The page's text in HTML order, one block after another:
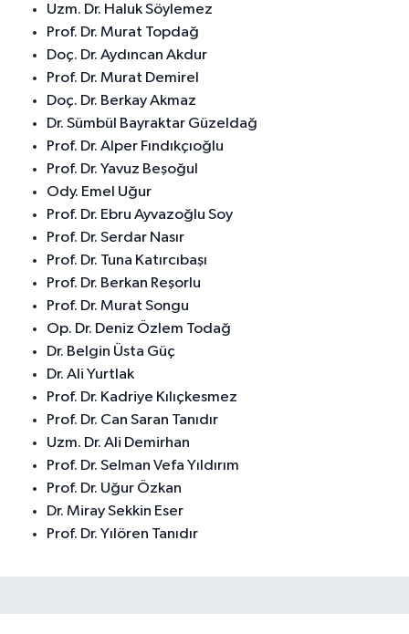
Uzm. Dr. Haluk Söylemez
Prof. Dr. Murat Topdağ
Doç. Dr. Aydıncan Akdur
Prof. Dr. Murat Demirel
Doç. Dr. Berkay Akmaz
Dr. Sümbül Bayraktar Güzeldağ
Prof. Dr. Alper Fındıkçıoğlu
Prof. Dr. Yavuz Beşoğul
Ody. Emel Uğur
Prof. Dr. Ebru Ayvazoğlu Soy
Prof. Dr. Serdar Nasır
Prof. Dr. Tuna Katırcıbaşı
Prof. Dr. Berkan Reşorlu
Prof. Dr. Murat Songu
Op. Dr. Deniz Özlem Todağ
Dr. Belgin Üsta Güç
Dr. Ali Yurtlak
Prof. Dr. Kadriye Kılıçkesmez
Prof. Dr. Can Saran Tanıdır
Uzm. Dr. Ali Demirhan
Prof. Dr. Selman Vefa Yıldırım
Prof. Dr. Uğur Özkan
Dr. Miray Sekkin Eser
Prof. Dr. Yılören Tanıdır